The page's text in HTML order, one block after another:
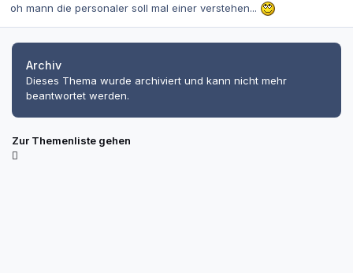
oh mann die personaler soll mal einer verstehen...
Archiv
Dieses Thema wurde archiviert und kann nicht mehr
beantwortet werden.
Zur Themenliste gehen